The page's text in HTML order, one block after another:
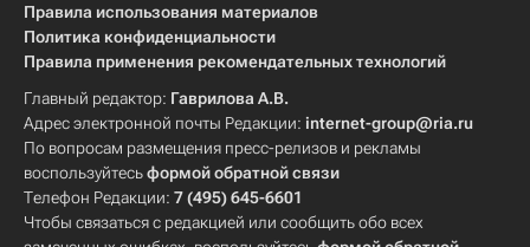
Правила использования материалов
Политика конфиденциальности
Правила применения рекомендательных технологий
Главный редактор: Гаврилова А.В.
Адрес электронной почты Редакции: internet-group@ria.ru
По вопросам размещения пресс-релизов и рекламы
воспользуйтесьформой обратной связи
Телефон Редакции: 7 (495) 645-6601
Чтобы связаться с редакцией или сообщить обо всех